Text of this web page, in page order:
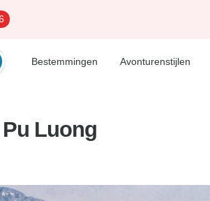
Bestemmingen Avonturenstijlen
Luong